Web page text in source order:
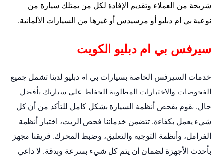
شريحة من العملاء وتقديم الإفادة لكل من يمتلك سيارة من
نوعية بي ام دبليو أو مرسيدس أو غيرها من السيارات الألمانية.
سيرفس بي ام دبليو الكويت
خدمات السيرفس الخاصة بسيارات بي ام دبليو لدينا تشمل جميع
الفحوصات والاختبارات المطلوبة للحفاظ على سيارتك بأفضل
حال. نقوم بفحص أنظمة السيارة بشكل كامل للتأكد من أن كل
شيء يعمل بكفاءة. تتضمن خدماتنا فحص الزيت، اختبار أنظمة
الفرامل، وأنظمة التوجيه والتعليق، وضبط المحرك. فريقنا مجهز
بأحدث الأجهزة لضمان أن يتم كل شيء بسرعة وبدقة. لا داعي